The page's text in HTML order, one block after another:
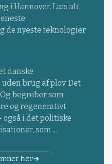
i Hannover. Læs alt
de nyeste teknologier.
danske
brug af plov. Det
begreber som
og regenerativt
i det politiske
som ...
her